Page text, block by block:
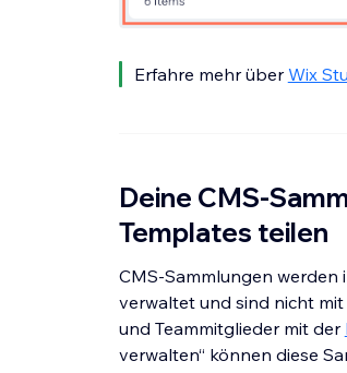
Erfahre mehr überWix
Deine CMS-
Templates teilen
CMS-Sammlungen
verwaltet und sind nicht
und Teammitglieder mit der
verwalten“ können diese